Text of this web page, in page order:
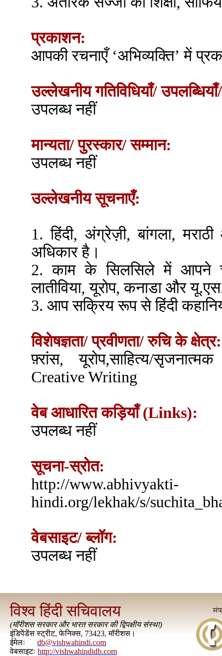
प्रकाशन:
आपकी रचनाएँ ‘अभिव्यक्ति’ में
उल्लेखनीय गतिविधियाँ/ उपलब्धियाँ/
उपलब्ध नहीं
मान्यता/ पुरस्कार/ सम्मान:
उपलब्ध नहीं
उल्लेखनीय सूचनाएँ:
1. हिंदी, अंग्रेज़ी, बांगला,
अधिकार है।
2. काम के सिलसिले में आपने
लातीविया, यूरोप, कनाडा और
3. आप सक्रिय रूप से हिंदी
विशेषज्ञता/ प्रवीणता/ रुचि के क्षेत्र:
फ़्रांस, यूरोप,साहित्य/
Creative Writing
वेब आधारित कड़ियाँ (Links):
उपलब्ध नहीं
सूचना-स्रोत:
http://www.abhivyakti-
hindi.org/lekhak/s/
वेबसाइट/ ब्लॉग:
उपलब्ध नहीं
विश्व हिंदी सचिवालय
(मॉरीशस सरकार और भारत सरकार की द्विपक्षीय संस्था)
इंडिपेंडेंस स्ट्रीट, फेनिक्स, 73423, मॉरीशस।
ईमेलः
db@vishwahindi.com
वेबसाइटः http://vishwahindidb.com